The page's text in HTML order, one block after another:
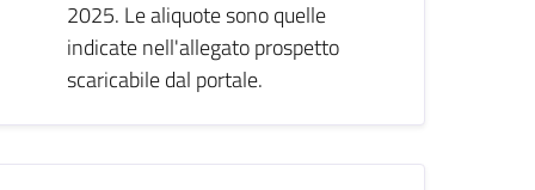
2025. Le aliquote sono quelle
indicate nell'allegato prospetto
scaricabile dal portale.